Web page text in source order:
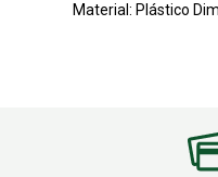
Material: Plástico